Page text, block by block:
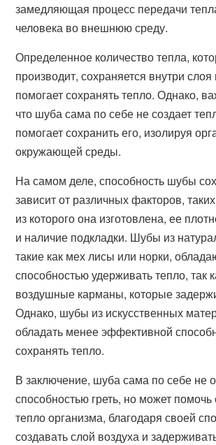
замедляющая процесс передачи
человека во внешнюю среду.
Определенное количество тепла,
производит, сохраняется внутри слоя
помогает сохранять тепло. Однако,
что шуба сама по себе не создает
помогает сохранить его, изолируя
окружающей среды.
На самом деле, способность шубы
зависит от различных факторов,
из которого она изготовлена, ее
и наличие подкладки. Шубы из
такие как мех лисы или норки,
способностью удерживать тепло, так
воздушные карманы, которые
Однако, шубы из искусственных
обладать менее эффективной
сохранять тепло.
В заключение, шуба сама по себе не
способностью греть, но может помочь
тепло организма, благодаря своей
создавать слой воздуха и